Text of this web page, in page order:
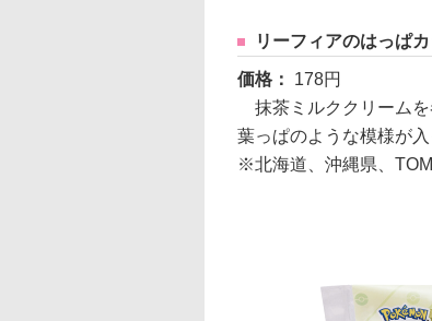
リーフィアのはっぱ
価格： 178円
抹茶ミルククリームを
葉っぱのような模様が入
※北海道、沖縄県、